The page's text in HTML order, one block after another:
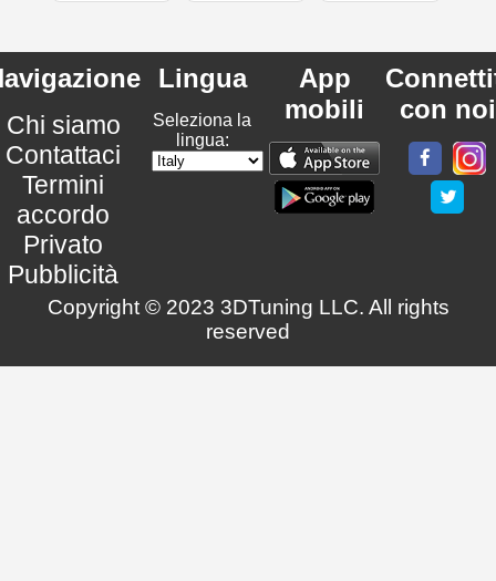
Chi siamo
Contattaci
Termini
accordo
Privato
Pubblicità
Lingua
Seleziona la
lingua:
App
mobili
con noi
Copyright © 2023 3DTuning LLC. All rights
reserved